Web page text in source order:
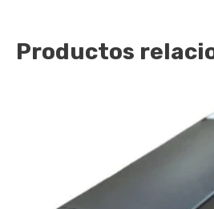
Productos